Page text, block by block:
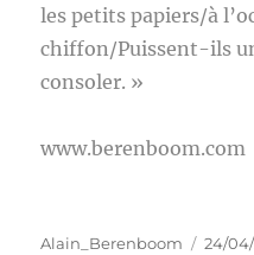
les petits papiers/à
chiffon/Puissent-ils
consoler. »
www.berenboom.com
Auteur
Alain_Berenboom
Publié
24/04/